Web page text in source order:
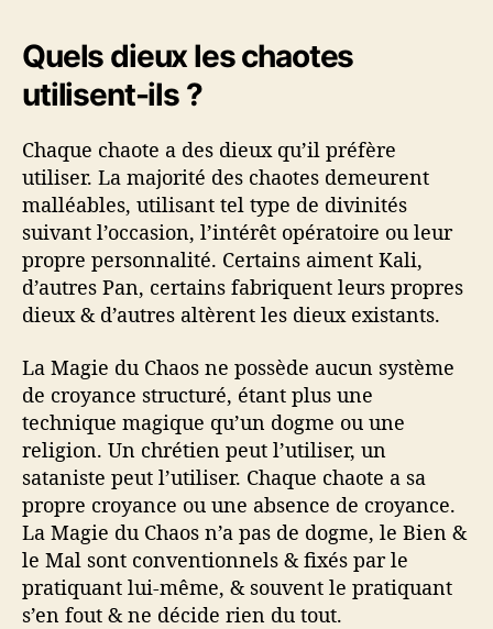
Quels dieux les chaotes
utilisent-ils ?
Chaque chaote a des dieux qu’il préfère
utiliser. La majorité des chaotes demeurent
malléables, utilisant tel type de divinités
suivant l’occasion, l’intérêt opératoire ou leur
propre personnalité. Certains aiment Kali,
d’autres Pan, certains fabriquent leurs propres
dieux & d’autres altèrent les dieux existants.
La Magie du Chaos ne possède aucun système
de croyance structuré, étant plus une
technique magique qu’un dogme ou une
religion. Un chrétien peut l’utiliser, un
sataniste peut l’utiliser. Chaque chaote a sa
propre croyance ou une absence de croyance.
La Magie du Chaos n’a pas de dogme, le Bien &
le Mal sont conventionnels & fixés par le
pratiquant lui-même, & souvent le pratiquant
s’en fout & ne décide rien du tout.